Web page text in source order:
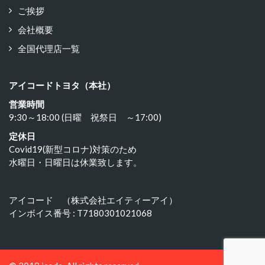
ご挨拶
会社概要
全国代理店一覧
アイコードトヨタ（本社）
営業時間
9:30～18:00 (日曜 祝祭日 ～17:00)
定休日
Covid19(新型コロナ)対策のため
水曜日・日曜日は休業致します。
アイコード （株式会社エイティーアイ）
インボイス番号 : T7180301021068